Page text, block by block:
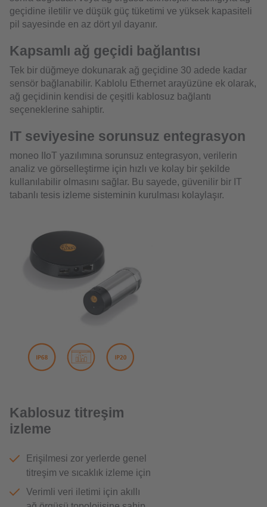
geçidine iletilir ve düşük güç tüketimi ve yüksek kapasiteli
pil sayesinde en az dört yıl dayanır.
Kapsamlı ağ geçidi bağlantısı
Tek bir düğmeye dokunarak ağ geçidine 30 adede kadar
sensör bağlanabilir. Kablolu Ethernet arayüzüne ek olarak,
ağ geçidinin kendisi de çeşitli kablosuz bağlantı
seçeneklerine sahiptir.
IT seviyesine sorunsuz entegrasyon
moneo IIoT yazılımına sorunsuz entegrasyon, verilerin
analiz ve görselleştirme için hızlı ve kolay bir şekilde
kullanılabilir olmasını sağlar. Bu sayede, güvenilir bir IT
tabanlı tesis izleme sisteminin kurulması kolaylaşır.
Kablosuz titreşim
izleme
Erişilmesi zor yerlerde genel
titreşim ve sıcaklık izleme için
Verimli veri iletimi için akıllı